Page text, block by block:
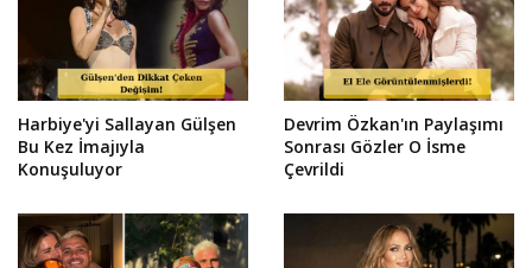
Harbiye'yi Sallayan Gülşen
Bu Kez İmajıyla
Konuşuluyor
Devrim Özkan'ın Paylaşımı
Sonrası Gözler O İsme
Çevrildi